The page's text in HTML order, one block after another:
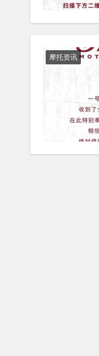
摩托资讯